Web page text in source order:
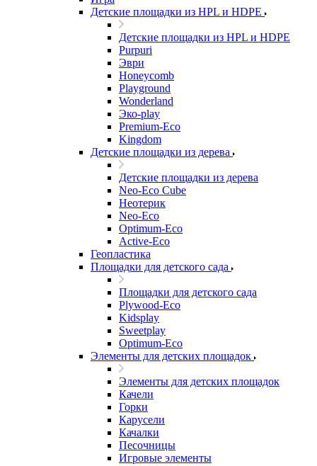
Детские площадки из HPL и HDPE
Детские площадки из HPL и HDPE
Purpuri
Эври
Honeycomb
Playground
Wonderland
Эко-play
Premium-Eco
Kingdom
Детские площадки из дерева
Детские площадки из дерева
Neo-Eco Cube
Неотерик
Neo-Eco
Оptimum-Еco
Active-Eco
Геопластика
Площадки для детского сада
Площадки для детского сада
Plywood-Eco
Kidsplay
Sweetplay
Оptimum-Еco
Элементы для детских площадок
Элементы для детских площадок
Качели
Горки
Карусели
Качалки
Песочницы
Игровые элементы